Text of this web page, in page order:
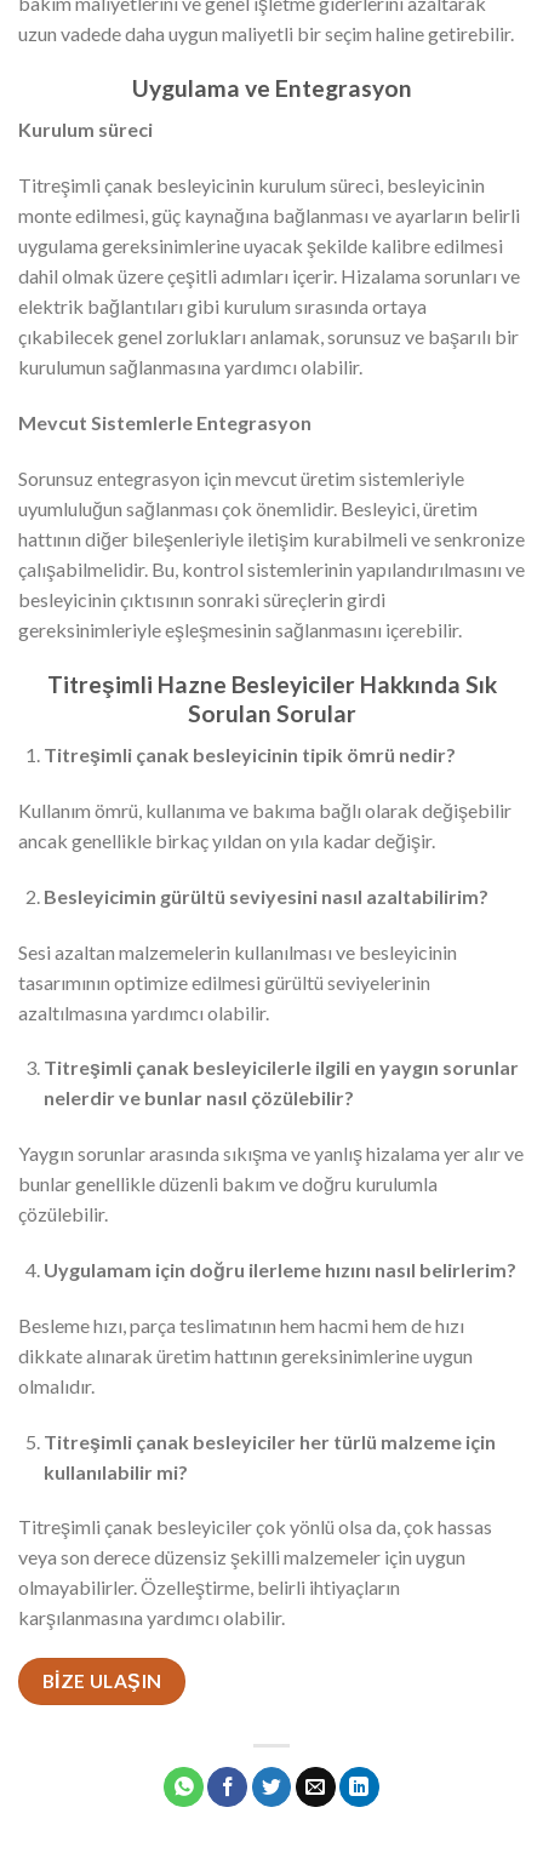
uzun vadede daha uygun maliyetli bir seçim haline getirebilir.
Uygulama ve Entegrasyon
Kurulum süreci
Titreşimli çanak besleyicinin kurulum süreci, besleyicinin
monte edilmesi, güç kaynağına bağlanması ve ayarların belirli
uygulama gereksinimlerine uyacak şekilde kalibre edilmesi
dahil olmak üzere çeşitli adımları içerir. Hizalama sorunları ve
elektrik bağlantıları gibi kurulum sırasında ortaya
çıkabilecek genel zorlukları anlamak, sorunsuz ve başarılı bir
kurulumun sağlanmasına yardımcı olabilir.
Mevcut Sistemlerle Entegrasyon
Sorunsuz entegrasyon için mevcut üretim sistemleriyle
uyumluluğun sağlanması çok önemlidir. Besleyici, üretim
hattının diğer bileşenleriyle iletişim kurabilmeli ve senkronize
çalışabilmelidir. Bu, kontrol sistemlerinin yapılandırılmasını ve
besleyicinin çıktısının sonraki süreçlerin girdi
gereksinimleriyle eşleşmesinin sağlanmasını içerebilir.
Titreşimli Hazne Besleyiciler Hakkında Sık
Sorulan Sorular
Titreşimli çanak besleyicinin tipik ömrü nedir?
Kullanım ömrü, kullanıma ve bakıma bağlı olarak değişebilir
ancak genellikle birkaç yıldan on yıla kadar değişir.
Besleyicimin gürültü seviyesini nasıl azaltabilirim?
Sesi azaltan malzemelerin kullanılması ve besleyicinin
tasarımının optimize edilmesi gürültü seviyelerinin
azaltılmasına yardımcı olabilir.
Titreşimli çanak besleyicilerle ilgili en yaygın sorunlar
nelerdir ve bunlar nasıl çözülebilir?
Yaygın sorunlar arasında sıkışma ve yanlış hizalama yer alır ve
bunlar genellikle düzenli bakım ve doğru kurulumla
çözülebilir.
Uygulamam için doğru ilerleme hızını nasıl belirlerim?
Besleme hızı, parça teslimatının hem hacmi hem de hızı
dikkate alınarak üretim hattının gereksinimlerine uygun
olmalıdır.
Titreşimli çanak besleyiciler her türlü malzeme için
kullanılabilir mi?
Titreşimli çanak besleyiciler çok yönlü olsa da, çok hassas
veya son derece düzensiz şekilli malzemeler için uygun
olmayabilirler. Özelleştirme, belirli ihtiyaçların
karşılanmasına yardımcı olabilir.
BIZE ULAŞIN